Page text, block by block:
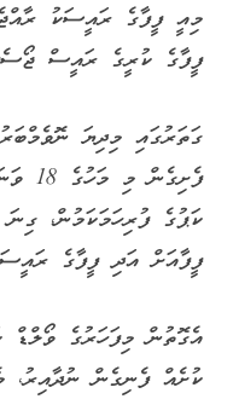
މިއީ ފީފާގެ ރައީސަކު
ފީފާގެ ކުރީގެ ރައީސް
ކަޕުގެ ފުރިހަމަކަމުން،
ފީފާއަށް އަދި ފީފާގެ
އެގޮތުން މިފަހަރުގެ
ކުށެއް ފެނިގެން ނުދާއިރު،